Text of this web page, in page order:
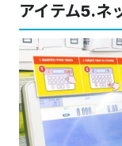
アイテム5.ネ